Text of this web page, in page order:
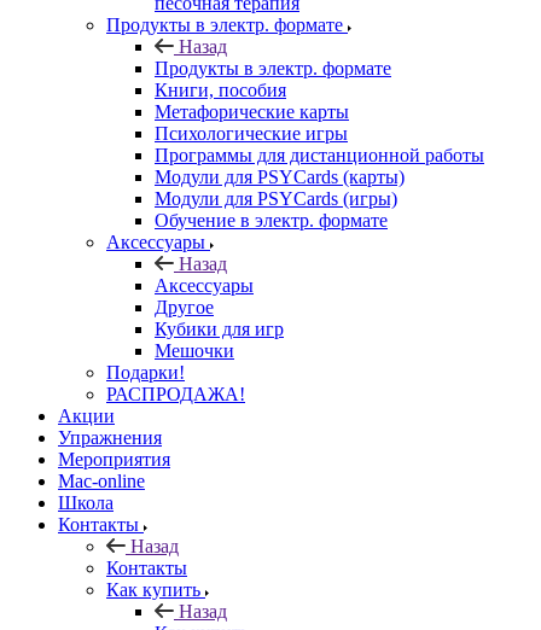
Продукты в электр. формате
Назад
Продукты в электр. формате
Книги, пособия
Метафорические карты
Психологические игры
Программы для дистанционной работы
Модули для PSYCards (карты)
Модули для PSYCards (игры)
Обучение в электр. формате
Аксессуары
Назад
Аксессуары
Другое
Кубики для игр
Мешочки
Подарки!
РАСПРОДАЖА!
Акции
Упражнения
Мероприятия
Mac-online
Школа
Контакты
Назад
Контакты
Как купить
Назад